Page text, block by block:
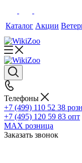
Каталог Акции
Телефоны
+7 (499) 110 52 38
+7 (495) 120 59 83 опт
MAX розница
Заказать звонок